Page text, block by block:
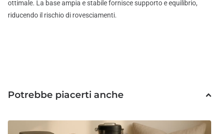
ottimale. La base ampia e stabile fornisce supporto e equilibrio,
riducendo il rischio di rovesciamenti.
Potrebbe piacerti anche